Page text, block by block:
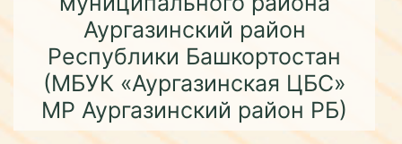
Аургазинский район
Республики Башкортостан
(МБУК «Аургазинская ЦБС»
МР Аургазинский район РБ)